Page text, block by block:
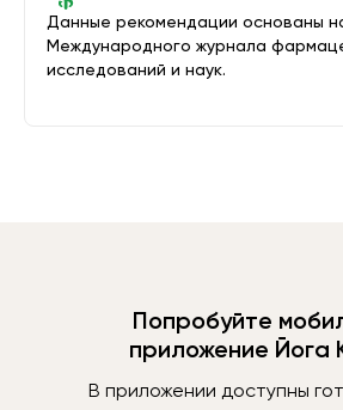
Данные рекомендации основаны
Международного журнала
исследований и наук.
Попробуйте
приложение Йога
В приложении доступны